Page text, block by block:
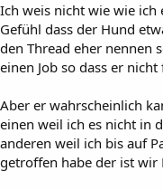
Ich weis nicht wie wie ich
Gefühl dass der Hund
den Thread eher nennen
einen Job so dass er
Aber er wahrscheinlich
einen weil ich es nicht in
anderen weil ich bis auf
getroffen habe der ist wir